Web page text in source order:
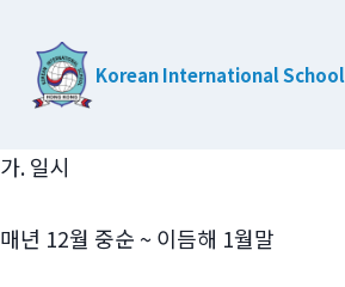
content
Korean International School
가. 일시
매년 12월 중순 ~ 이듬해 1월말